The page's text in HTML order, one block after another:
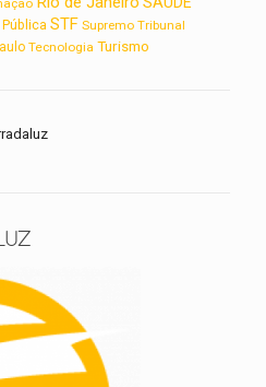
STF Supremo Tribunal
Tecnologia Turismo